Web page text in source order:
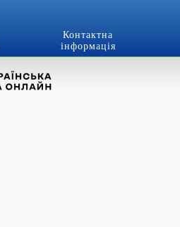
Контактна
інформація